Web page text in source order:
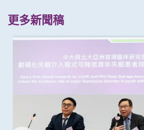
更多新聞稿